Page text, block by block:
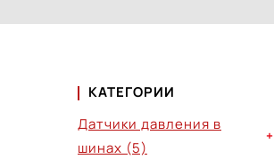
КАТЕГОРИИ
Датчики давления в
шинах (5)
+